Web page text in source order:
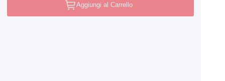
Aggiungi al Carrello